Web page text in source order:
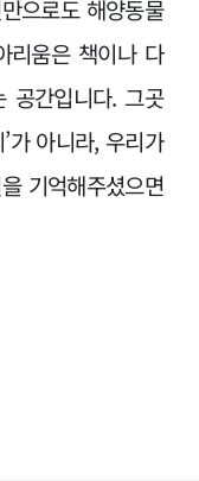
으로도 해양동물
리움은 책이나 다
공간입니다. 그곳
가 아니라, 우리가
기억해주셨으면